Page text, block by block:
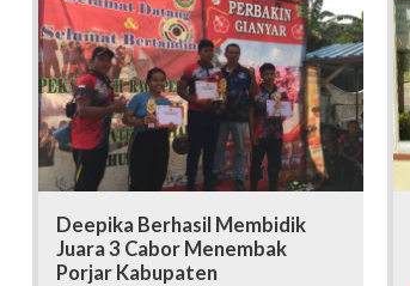
Deepika Berhasil Membidik
Juara 3 Cabor Menembak
Porjar Kabupaten